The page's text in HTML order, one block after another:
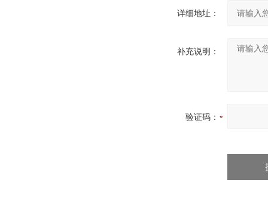
详细地址：
补充说明：
验证码：